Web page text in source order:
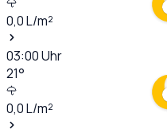
0,0L/m²
03:00Uhr
21°
0,0L/m²